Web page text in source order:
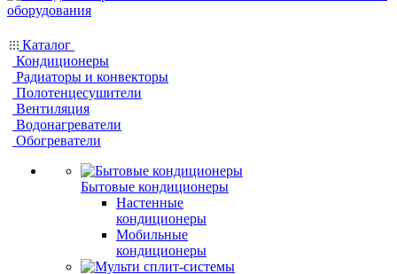
Каталог
Кондиционеры
Радиаторы и конвекторы
Полотенцесушители
Вентиляция
Водонагреватели
Обогреватели
Бытовые кондиционеры
Настенные
кондиционеры
Мобильные
кондиционеры